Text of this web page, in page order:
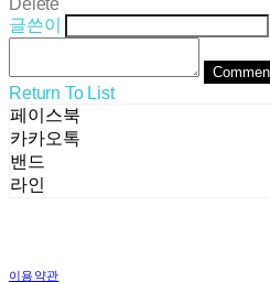
Delete
글쓴이
Return To List
페이스북
카카오톡
밴드
라인
이용약관